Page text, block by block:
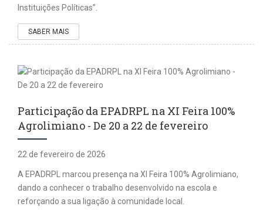
Instituições Políticas”.
SABER MAIS
Participação da EPADRPL na XI Feira 100%
Agrolimiano - De 20 a 22 de fevereiro
22 de fevereiro de 2026
A EPADRPL marcou presença na XI Feira 100% Agrolimiano,
dando a conhecer o trabalho desenvolvido na escola e
reforçando a sua ligação à comunidade local.